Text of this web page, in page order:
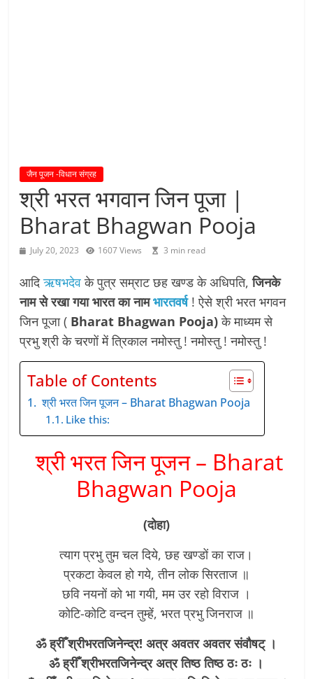
जैन पूजन -विधान संग्रह
श्री भरत भगवान जिन पूजा |
Bharat Bhagwan Pooja
July 20, 2023 1607 Views 3 min read
आदिऋषभदेवके पुत्र सम्राट छह खण्ड के अधिपति,जिनके
नाम से रखा गया भारत का नामभारतवर्ष! ऐसे श्री भरत भगवन
जिन पूजा ( Bharat Bhagwan Pooja)के माध्यम से
प्रभु श्री के चरणों में त्रिकाल नमोस्तु ! नमोस्तु ! नमोस्तु !
Table of Contents
श्री भरत जिन पूजन – Bharat Bhagwan Pooja
Like this:
श्री भरत जिन पूजन – Bharat
Bhagwan Pooja
(दोहा)
त्याग प्रभु तुम चल दिये, छह खण्डों का राज।
प्रकटा केवल हो गये, तीन लोक सिरताज ॥
छवि नयनों को भा गयी, मम उर रहो विराज ।
कोटि-कोटि वन्दन तुम्हें, भरत प्रभु जिनराज ॥
ॐ ह्रीँ श्रीभरतजिनेन्द्र! अत्र अवतर अवतर संवौषट् ।
ॐ ह्रीँ श्रीभरतजिनेन्द्र अत्र तिष्ठ तिष्ठ ठः ठः ।